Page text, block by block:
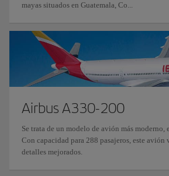
mayas situados en Guatemala, Co...
Airbus A330-200
Se trata de un modelo de avión más
Con capacidad para 288 pasajeros, este avión
detalles mejorados.